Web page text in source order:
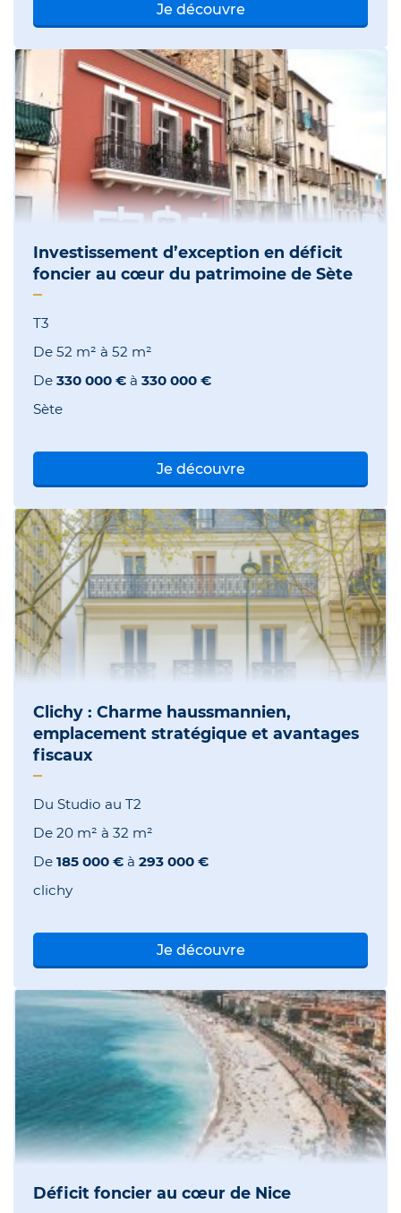
Je découvre
Investissement d’exception en déficit
foncier au cœur du patrimoine de Sète
T3
De 52 m² à 52 m²
De 330 000 € à 330 000 €
Sète
Je découvre
Clichy : Charme haussmannien,
emplacement stratégique et avantages
fiscaux
Du Studio au T2
De 20 m² à 32 m²
De 185 000 € à 293 000 €
clichy
Je découvre
Déficit foncier au cœur de Nice